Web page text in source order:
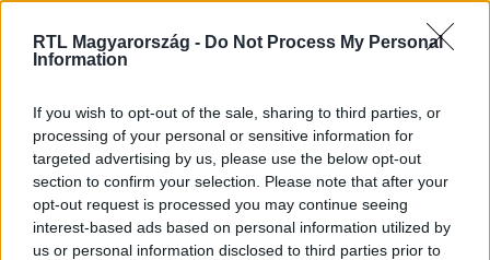
RTL Magyarország - Do Not Process My Personal
Information
If you wish to opt-out of the sale, sharing to third parties, or
processing of your personal or sensitive information for
targeted advertising by us, please use the below opt-out
section to confirm your selection. Please note that after your
opt-out request is processed you may continue seeing
interest-based ads based on personal information utilized by
us or personal information disclosed to third parties prior to